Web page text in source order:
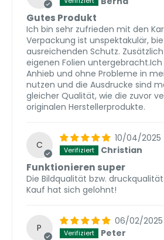
Gutes Produkt
Ich bin sehr zufrieden mit den
Verpackung ist unspektakulär,
ausreichenden Schutz.
eigenen Folien
Anhieb und ohne Probleme in
nutzen und die Ausdrucke sind
gleicher Qualität, wie die zuvor
originalen Herstellerprodukte.
C
10/04/2025
Christian
Funktionieren super
Die Bildqualität bzw.
Kauf hat sich gelohnt!
P
06/02/2025
Peter